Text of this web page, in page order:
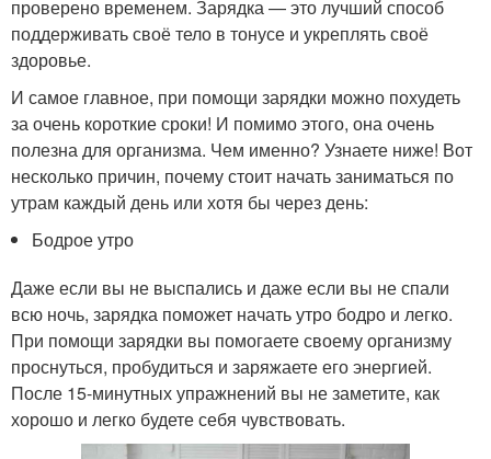
проверено временем. Зарядка — это лучший способ
поддерживать своё тело в тонусе и укреплять своё
здоровье.
И самое главное, при помощи зарядки можно похудеть
за очень короткие сроки! И помимо этого, она очень
полезна для организма. Чем именно? Узнаете ниже! Вот
несколько причин, почему стоит начать заниматься по
утрам каждый день или хотя бы через день:
Бодрое утро
Даже если вы не выспались и даже если вы не спали
всю ночь, зарядка поможет начать утро бодро и легко.
При помощи зарядки вы помогаете своему организму
проснуться, пробудиться и заряжаете его энергией.
После 15-минутных упражнений вы не заметите, как
хорошо и легко будете себя чувствовать.